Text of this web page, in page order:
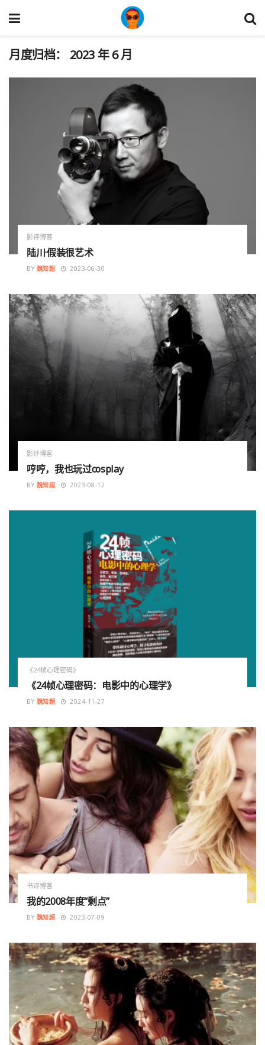
月度归档： 2023 年 6 月
影评博客
陆川·假装很艺术
BY 魏知超 2023-06-30
影评博客
哼哼，我也玩过cosplay
BY 魏知超 2023-08-12
《24帧心理密码》
《24帧心理密码：电影中的心理学》
BY 魏知超 2024-11-27
书评博客
我的2008年度“剩点”
BY 魏知超 2023-07-09